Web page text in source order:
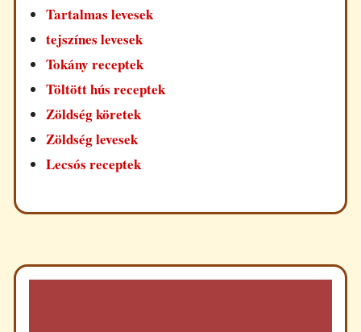
Tartalmas levesek
tejszínes levesek
Tokány receptek
Töltött hús receptek
Zöldség köretek
Zöldség levesek
Lecsós receptek